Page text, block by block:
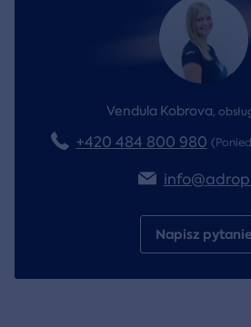
Vendula Kobrova,
+420 484 800 980
Napisz pytanie